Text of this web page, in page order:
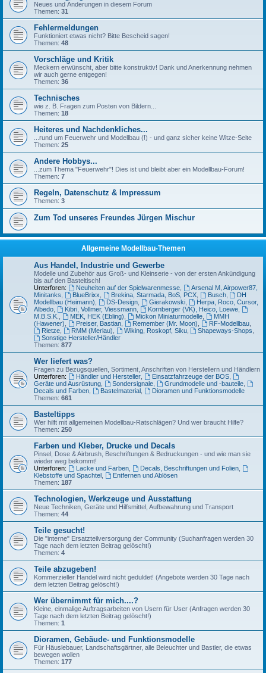
Neues und Änderungen in diesem Forum
Themen: 31
Fehlermeldungen
Funktioniert etwas nicht? Bitte Bescheid sagen!
Themen: 48
Vorschläge und Kritik
Meckern erwünscht, aber bitte konstruktiv! Dank und Anerkennung nehmen
wir auch gerne entgegen!
Themen: 36
Technisches
wie z. B. Fragen zum Posten von Bildern...
Themen: 18
Heiteres und Nachdenkliches...
...rund um Feuerwehr und Modellbau (!) - und ganz sicher keine Witze-Seite
Themen: 25
Andere Hobbys...
...zum Thema "Feuerwehr"! Dies ist und bleibt aber ein Modellbau-Forum!
Themen: 7
Regeln, Datenschutz & Impressum
Themen: 3
Zum Tod unseres Freundes Jürgen Mischur
Allgemeine Modellbau-Themen
Aus Handel, Industrie und Gewerbe
Modelle und Zubehör aus Groß- und Kleinserie - von der ersten Ankündigung
bis auf den Basteltisch!
Unterforen:
Neuheiten auf der Spielwarenmesse,
Arsenal M, Airpower87,
Minitanks
BlueBrixx Brekina, Starmada, BoS, PCX, Busch,
DH
Modellbau (Heimann)
DS-Design, Gierakowski,
Herpa, Roco, Cursor,
Albedo
Kibri, Vollmer, Viessmann, Kornberger (VK), Heico, Loewe,
M.B.S.K.
MEK, HEK (Ebling) Mickon Miniaturmodelle,
MMH
(Hawener)
Preiser, Bastian, Remember (Mr. Moon) RF-Modellbau,
Rietze, RMM (Merlau) Wiking, Roskopf, Siku, Shapeways-Shops
Sonstige Hersteller/Händler
Themen: 877
Wer liefert was?
Fragen zu Bezugsquellen, Sortiment, Anschriften von Herstellern und Händlern
Unterforen:
Händler und Hersteller, Einsatzfahrzeuge der BOS,
Geräte und Ausrüstung
Sondersignale, Grundmodelle und -bauteile,
Decals und Farben
Bastelmaterial,
Dioramen und Funktionsmodelle
Themen: 661
Basteltipps
Wer hilft mit allgemeinen Modellbau-Ratschlägen? Und wer braucht Hilfe?
Themen: 250
Farben und Kleber, Drucke und Decals
Pinsel, Dose & Airbrush, Beschriftungen & Bedruckungen - und wie man sie
wieder weg bekommt!
Unterforen:
Lacke und Farben, Decals, Beschriftungen und Folien,
Klebstoffe und Spachtel
Entfernen und Ablösen
Themen: 187
Technologien, Werkzeuge und Ausstattung
Neue Techniken, Geräte und Hilfsmittel, Aufbewahrung und Transport
Themen: 44
Teile gesucht!
Die "interne" Ersatzteilversorgung der Community (Suchanfragen werden 30
Tage nach dem letzten Beitrag gelöscht!)
Themen: 4
Teile abzugeben!
Kommerzieller Handel wird nicht geduldet! (Angebote werden 30 Tage nach
dem letzten Beitrag gelöscht!)
Wer übernimmt für mich....?
Kleine, einmalige Auftragsarbeiten von Usern für User (Anfragen werden 30
Tage nach dem letzten Beitrag gelöscht!)
Themen: 1
Dioramen, Gebäude- und Funktionsmodelle
Für Häuslebauer, Landschaftsgärtner, alle Beleuchter und Bastler, die etwas
bewegen wollen
Themen: 177